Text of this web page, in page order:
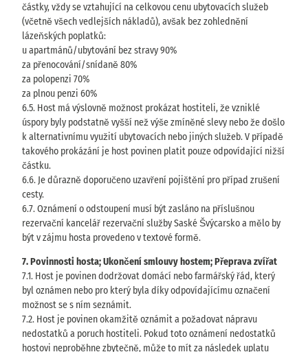
částky, vždy se vztahující na celkovou cenu ubytovacích služeb
(včetně všech vedlejších nákladů), avšak bez zohlednění
lázeňských poplatků:
u apartmánů/ubytování bez stravy 90%
za přenocování/snídaně 80%
za polopenzi 70%
za plnou penzi 60%
6.5. Host má výslovně možnost prokázat hostiteli, že vzniklé
úspory byly podstatně vyšší než výše zmíněné slevy nebo že došlo
k alternativnímu využití ubytovacích nebo jiných služeb. V případě
takového prokázání je host povinen platit pouze odpovídající nižší
částku.
6.6. Je důrazně doporučeno uzavření pojištění pro případ zrušení
cesty.
6.7. Oznámení o odstoupení musí být zasláno na příslušnou
rezervační kancelář rezervační služby Saské Švýcarsko a mělo by
být v zájmu hosta provedeno v textové formě.
7. Povinnosti hosta; Ukončení smlouvy hostem; Přeprava zvířat
7.1. Host je povinen dodržovat domácí nebo farmářský řád, který
byl oznámen nebo pro který byla díky odpovídajícímu označení
možnost se s ním seznámit.
7.2. Host je povinen okamžitě oznámit a požadovat nápravu
nedostatků a poruch hostiteli. Pokud toto oznámení nedostatků
hostovi neproběhne zbytečně, může to mít za následek uplatu